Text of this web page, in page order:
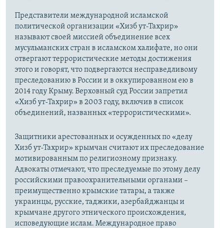
Представители международной исламской
политической организации «Хизб ут-Тахрир»
называют своей миссией объединение всех
мусульманских стран в исламском халифате, но они
отвергают террористические методы достижения
этого и говорят, что подвергаются несправедливому
преследованию в России и в оккупированном ею в
2014 году Крыму. Верховный суд России запретил
«Хизб ут-Тахрир» в 2003 году, включив в список
объединений, названных «террористическими».
Защитники арестованных и осужденных по «делу
Хизб ут-Тахрир» крымчан считают их преследование
мотивированным по религиозному признаку.
Адвокаты отмечают, что преследуемые по этому делу
российскими правоохранительными органами –
преимущественно крымские татары, а также
украинцы, русские, таджики, азербайджанцы и
крымчане другого этнического происхождения,
исповедующие ислам. Международное право